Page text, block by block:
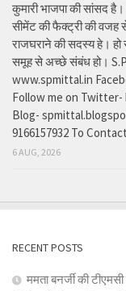
कुमारी भाजपा की सांसद है।
सीमेंट की फैक्ट्री की वजह से
राजघराने की सदस्य हे। हो
समूह से अच्छे संबंध हो।
www.spmittal.in
Follow me on
Blog-
9166157932 To
6 AUG, 2026
RECENT POSTS
ममता बनर्जी की